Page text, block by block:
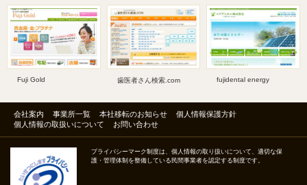
Fuji Gold 歯医者さん検索.com fujidental energy
会社案内 事業所一覧 本社移転のお知らせ
個人情報保護方針
個人情報の取扱いについて
お問い合わせ
プライバシーマーク制度は、個人情報の取り扱いについて、適切な保
護・管理体制を整備している民間事業者を認定する制度です。